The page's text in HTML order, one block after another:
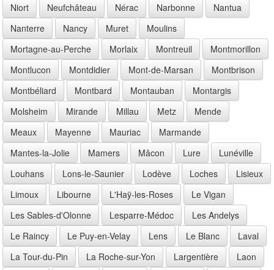
Niort
Neufchâteau Nérac Narbonne
Nantua
Nanterre
Nancy Muret
Moulins
Mortagne-au-Perche
Morlaix Montreuil
Montmorillon
Montlucon
Montdidier Mont-de-Marsan
Montbrison
Montbéliard
Montbard Montauban
Montargis
Molsheim
Mirande Millau Metz
Mende
Meaux
Mayenne Mauriac
Marmande
Mantes-la-Jolie
Mamers Mâcon Lure
Lunéville
Louhans
Lons-le-Saunier Lodève Loches
Lisieux
Limoux
Libourne L'Haÿ-les-Roses
Le Vigan
Les Sables-d'Olonne
Lesparre-Médoc
Les Andelys
Le Raincy
Le Puy-en-Velay Lens Le Blanc
Laval
La Tour-du-Pin
La Roche-sur-Yon Largentière Laon